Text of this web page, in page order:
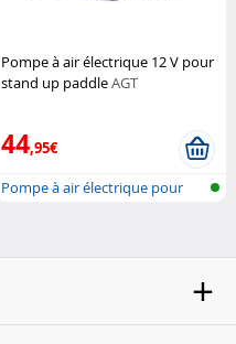
Pompe à air électrique 12 V pour
stand up paddleAGT
44,95€
Pompe à air électrique pour